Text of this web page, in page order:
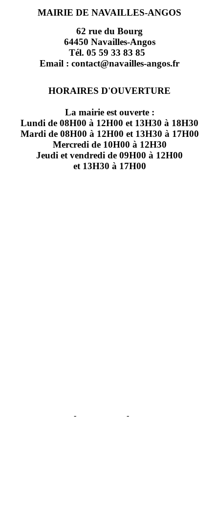
MAIRIE DE NAVAILLES-ANGOS
62 rue du Bourg
64450 Navailles-Angos
Tél. 05 59 33 83 85
Email : contact@navailles-angos.fr
HORAIRES D'OUVERTURE
La mairie est ouverte :
Lundi de 08H00 à 12H00 et 13H30 à 18H30
Mardi de 08H00 à 12H00 et 13H30 à 17H00
Mercredi de 10H00 à 12H30
Jeudi et vendredi de 09H00 à 12H00
et 13H30 à 17H00
- -